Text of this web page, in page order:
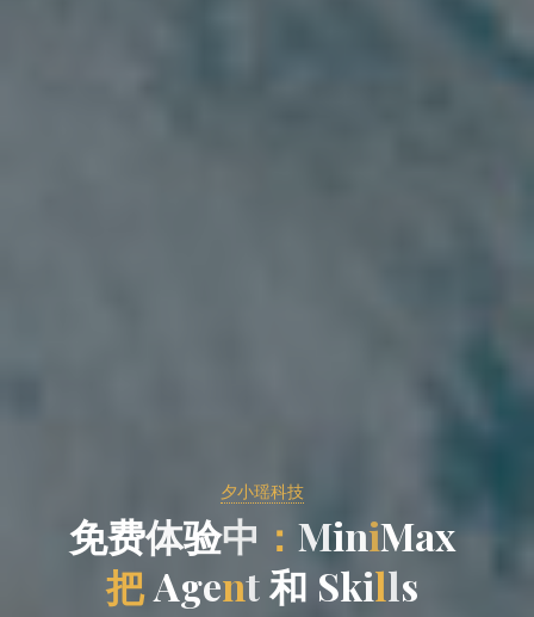
夕小瑶科技
免费体验中 ： MiniMax
把Ag
gent
t和
和 Skills